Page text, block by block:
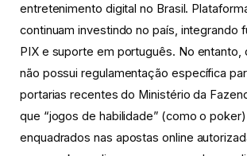
entretenimento digital no Brasil.
continuam investindo no país, integrando
PIX e suporte em português. No entanto,
não possui regulamentação específica
portarias recentes do Ministério da
que “jogos de habilidade” (como o
enquadrados nas apostas online